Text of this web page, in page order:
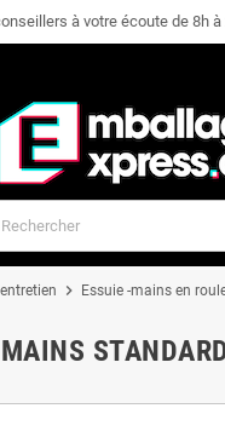
à votre écoute de 8h à
chevron_right Essuie -mains en